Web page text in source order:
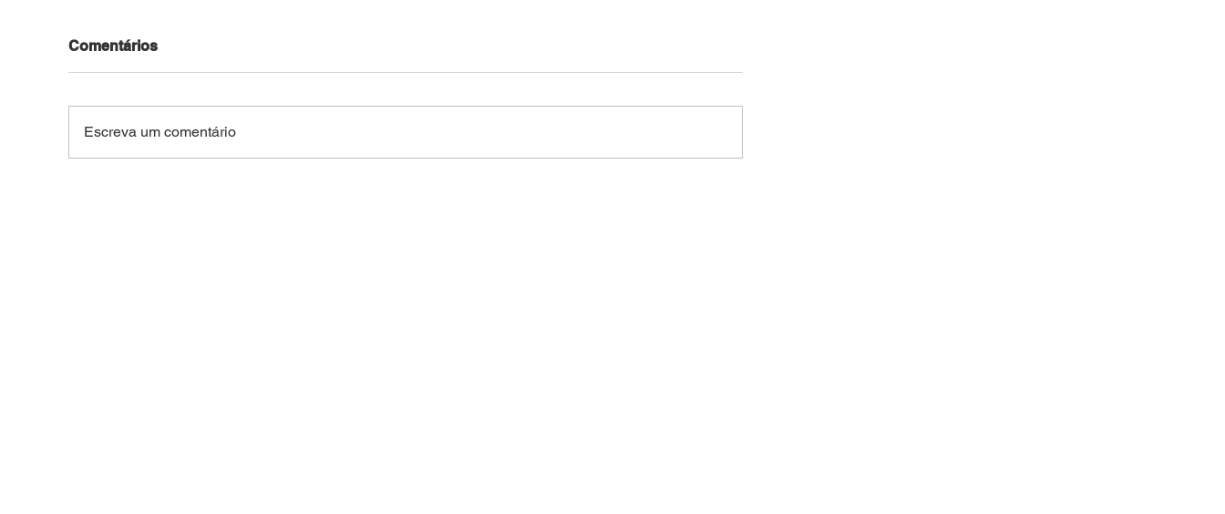
Comentários
Escreva um comentário